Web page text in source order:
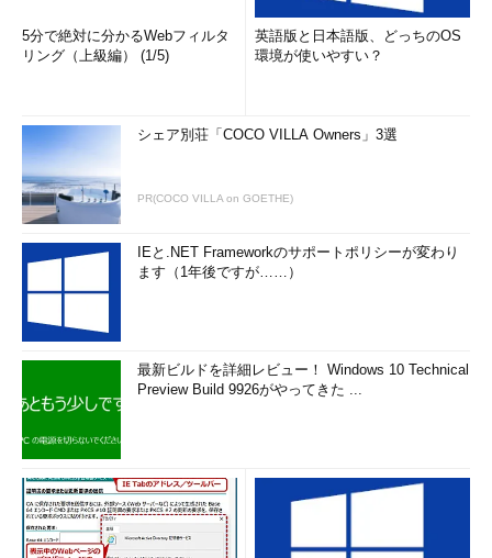
5分で絶対に分かるWebフィルタ
リング（上級編） (1/5)
英語版と日本語版、どっちのOS
環境が使いやすい？
シェア別荘「COCO VILLA Owners」3選
PR(COCO VILLA on GOETHE)
IEと.NET Frameworkのサポートポリシーが変わり
ます（1年後ですが……）
最新ビルドを詳細レビュー！ Windows 10 Technical
Preview Build 9926がやってきた ...